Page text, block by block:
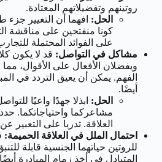
روتينهم وتفضيلاتهم المعتادة.
الحل: افهما أن التغيير جزء
كونا منفتحين على مناقشة
على الفوائد المحتملة
مشاكل في التواصل: قد لا يكون
ويفضلان الأفعال على الأقوال،
الفهم. يمكن أن يعيق التردد في
أيضًا.
الحل: ابذلا جهدًا واعيًا
مشاعركما واحتياجاتكما.
العلاقة. تدربا على التعبير
احتمال الملل في العلاقة الحميمة:
للروتين حياتهما الجنسية قابلة
المتبادل في أخذ زمام المبادرة